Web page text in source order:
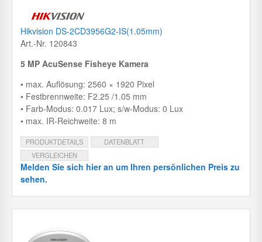
Hikvision DS-2CD3956G2-IS(1.05mm)
Art.-Nr. 120843
5 MP AcuSense Fisheye Kamera
• max. Auflösung: 2560 × 1920 Pixel
• Festbrennweite: F2.25 /1.05 mm
• Farb-Modus: 0.017 Lux; s/w-Modus: 0 Lux
• max. IR-Reichweite: 8 m
PRODUKTDETAILS
DATENBLATT
VERGLEICHEN
Melden Sie sich hier an um Ihren persönlichen Preis zu
sehen.